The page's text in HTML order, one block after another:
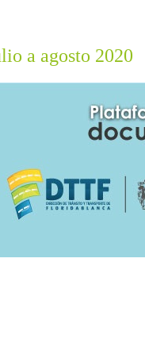
a agosto 2020